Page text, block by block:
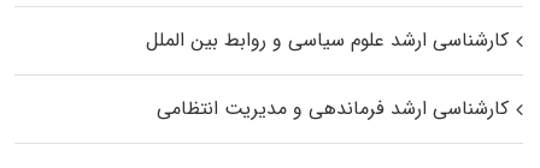
کارشناسی ارشد علوم سیاسی و روابط بین الملل
کارشناسی ارشد فرماندهی و مدیریت انتظامی